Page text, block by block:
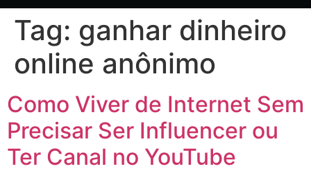
Tag: ganhar dinheiro
online anônimo
Como Viver de Internet Sem
Precisar Ser Influencer ou
Ter Canal no YouTube